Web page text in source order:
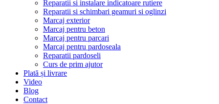
Reparatii si instalare indicatoare rutiere
Reparatii si schimbari geamuri si oglinzi
Marcaj exterior
Marcaj pentru beton
Marcaj pentru parcari
Marcaj pentru pardoseala
Reparatii pardoseli
Curs de prim ajutor
Plată și livrare
Video
Blog
Contact